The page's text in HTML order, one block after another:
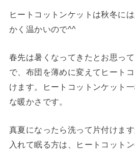
ヒートコットンケットは秋冬に
かく温かいので^^
春先は暑くなってきたとお思っ
で、布団を薄めに変えてヒート
けます。ヒートコットンケット
な暖かさです。
真夏になったら洗って片付けま
入れて眠る方は、ヒートコット